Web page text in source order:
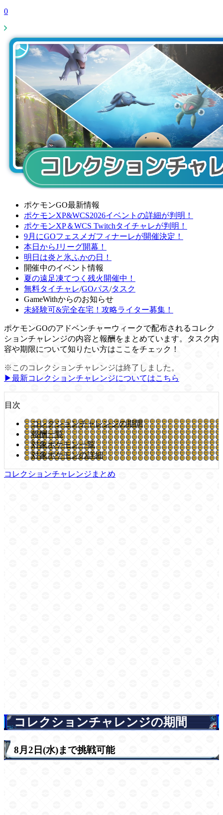
0
ポケモンGO最新情報
ポケモンXP&WCS2026イベントの詳細が判明！
ポケモンXP＆WCS Twitchタイチャレが判明！
9月にGOフェスメガフィナーレが開催決定！
本日からJリーグ開幕！
明日は炎と氷ふかの日！
開催中のイベント情報
夏の遠足凍てつく残火開催中！
無料タイチャレ/GOパス/タスク
GameWithからのお知らせ
未経験可&完全在宅！攻略ライター募集！
ポケモンGOのアドベンチャーウィークで配布されるコレク
ションチャレンジの内容と報酬をまとめています。タスク内
容や期限について知りたい方はここをチェック！
※このコレクションチャレンジは終了しました。
▶︎最新コレクションチャレンジについてはこちら
目次
コレクションチャレンジの期間
報酬一覧
対象ポケモン一覧
対象ポケモンの詳細
コレクションチャレンジまとめ
コレクションチャレンジの期間
8月2日(水)まで挑戦可能